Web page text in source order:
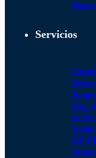
Servicios
País
de